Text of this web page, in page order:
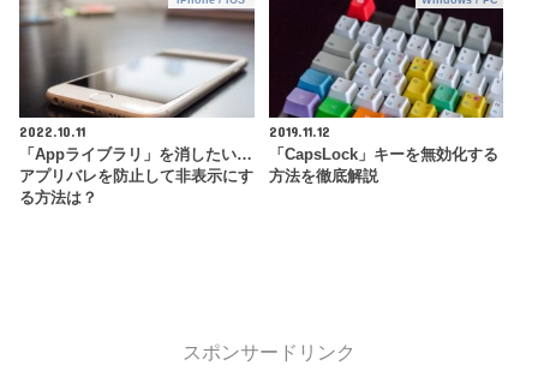
2022.10.11
「Appライブラリ」を消したい…
アプリバレを防止して非表示にす
る方法は？
2019.11.12
「CapsLock」キーを無効化する
方法を徹底解説
スポンサードリンク